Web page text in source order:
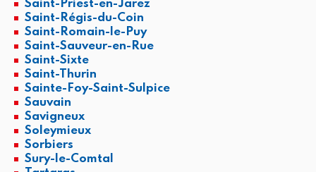
Saint-Priest-en-Jarez
Saint-Régis-du-Coin
Saint-Romain-le-Puy
Saint-Sauveur-en-Rue
Saint-Sixte
Saint-Thurin
Sainte-Foy-Saint-Sulpice
Sauvain
Savigneux
Soleymieux
Sorbiers
Sury-le-Comtal